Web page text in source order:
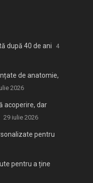
după 40 de ani
4
de anatomie,
2026
acoperire, dar
29 iulie 2026
pentru
pentru a ține